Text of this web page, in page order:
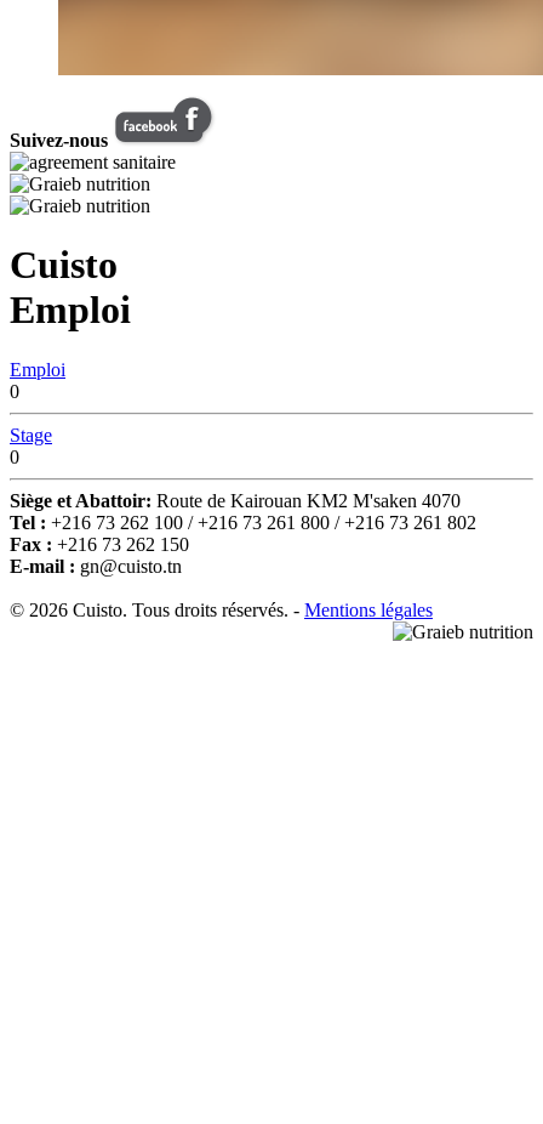
Suivez-nous
Cuisto
Emploi
Emploi
0
Stage
0
Siège et Abattoir: Route de Kairouan KM2 M'saken 4070
Tel : +216 73 262 100 / +216 73 261 800 / +216 73 261 802
Fax : +216 73 262 150
E-mail : gn@cuisto.tn
© 2026 Cuisto. Tous droits réservés. - Mentions légales